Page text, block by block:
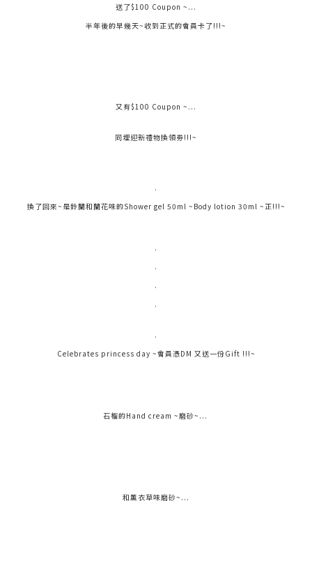
送了$100 Coupon ~...
半年後的早幾天~收到正式的會員卡了!!!~
又有$100 Coupon ~...
同埋迎新禮物換領劵!!!~
.
換了回來~是鈴蘭和蘭花味的Shower gel 50ml ~Body lotion 30ml ~正!!!~
.
.
.
.
.
Celebrates princess day ~會員憑DM 又送一份Gift !!!~
石榴的Hand cream ~磨砂~...
和薰衣草味磨砂~...